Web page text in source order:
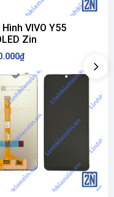
Hình VIVO Y55
Zin